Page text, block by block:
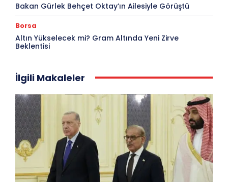
Bakan Gürlek Behçet Oktay’ın Ailesiyle Görüştü
Borsa
Altın Yükselecek mi? Gram Altında Yeni Zirve
Beklentisi
İlgili Makaleler